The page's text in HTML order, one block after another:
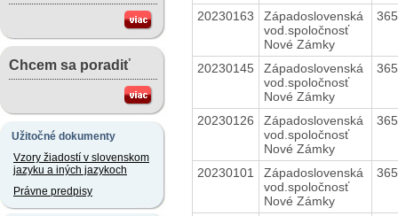
Chcem sa poradiť
Užitočné dokumenty
Vzory žiadostí v slovenskom
jazyku a iných jazykoch
Právne predpisy
20230163
Západoslovenská
vod.spoločnosť
Nové Zámky
20230145
Západoslovenská
vod.spoločnosť
Nové Zámky
20230126
Západoslovenská
vod.spoločnosť
Nové Zámky
20230101
Západoslovenská
vod.spoločnosť
Nové Zámky